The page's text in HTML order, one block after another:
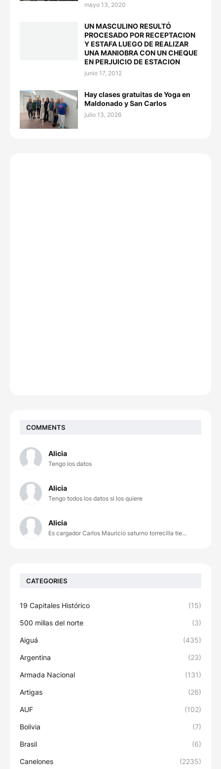
mayo 13, 2020
UN MASCULINO RESULTÓ
PROCESADO POR RECEPTACION
Y ESTAFA LUEGO DE REALIZAR
UNA MANIOBRA CON UN CHEQUE
EN PERJUICIO DE ESTACION
junio 17, 2012
Hay clases gratuitas de Yoga en
Maldonado y San Carlos
julio 13, 2026
COMMENTS
Alicia
Tengo los datos
Alicia
Tengo todos los datos si los quiere
Alicia
Es cargador Carlos Mauricio saturno torrecilla tie...
CATEGORIES
19 Capitales Histórico (15)
500 millas del norte (3)
Aiguá (435)
Argentina (23)
Armada Nacional (131)
Artigas (26)
AUF (102)
Bolivia (7)
Brasil (6)
Canelones (2235)